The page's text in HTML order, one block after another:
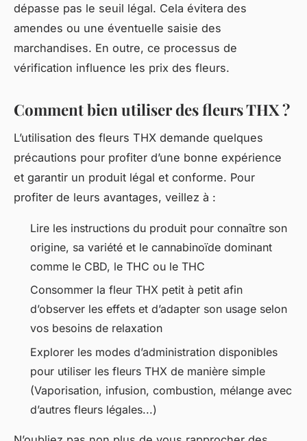
dépasse pas le seuil légal. Cela évitera des
amendes ou une éventuelle saisie des
marchandises. En outre, ce processus de
vérification influence les prix des fleurs.
Comment bien utiliser des fleurs THX ?
L’utilisation des fleurs THX demande quelques
précautions pour profiter d’une bonne expérience
et garantir un produit légal et conforme. Pour
profiter de leurs avantages, veillez à :
Lire les instructions du produit pour connaître son
origine, sa variété et le cannabinoïde dominant
comme le CBD, le THC ou le THC
Consommer la fleur THX petit à petit afin
d’observer les effets et d’adapter son usage selon
vos besoins de relaxation
Explorer les modes d’administration disponibles
pour utiliser les fleurs THX de manière simple
(Vaporisation, infusion, combustion, mélange avec
d’autres fleurs légales...)